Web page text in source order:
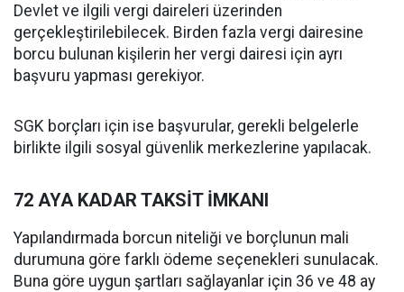
Devlet ve ilgili vergi daireleri üzerinden
gerçekleştirilebilecek. Birden fazla vergi dairesine
borcu bulunan kişilerin her vergi dairesi için ayrı
başvuru yapması gerekiyor.
SGK borçları için ise başvurular, gerekli belgelerle
birlikte ilgili sosyal güvenlik merkezlerine yapılacak.
72 AYA KADAR TAKSİT İMKANI
Yapılandırmada borcun niteliği ve borçlunun mali
durumuna göre farklı ödeme seçenekleri sunulacak.
Buna göre uygun şartları sağlayanlar için 36 ve 48 ay